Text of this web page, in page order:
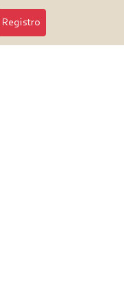
Registro